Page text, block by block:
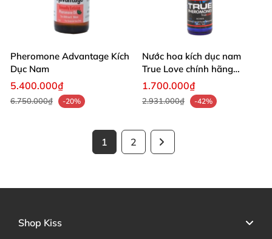
Pheromone Advantage Kích
Dục Nam
5.400.000₫
6.750.000₫ -20%
Nước hoa kích dục nam
True Love chính hãng
hương quyến rũ
1.700.000₫
2.931.000₫ -42%
1 2
Shop Kiss